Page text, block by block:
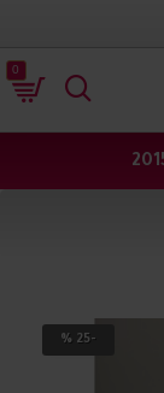
0
-25 %